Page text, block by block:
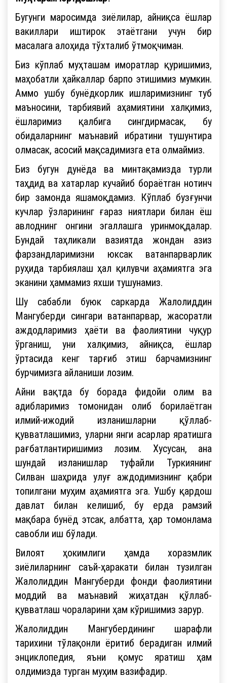
Бугунги маросимда зиёлилар, айниқса ёшлар
вакиллари иштирок этаётгани учун бир
масалага алоҳида тўхталиб ўтмоқчиман.
Биз кўплаб муҳташам иморатлар қуришимиз,
маҳобатли ҳайкаллар барпо этишимиз мумкин.
Аммо ушбу бунёдкорлик ишларимизнинг туб
маъносини, тарбиявий аҳамиятини халқимиз,
ёшларимиз қалбига сингдирмасак, бу
обидаларнинг маънавий ибратини тушунтира
олмасак, асосий мақсадимизга ета олмаймиз.
Биз бугун дунёда ва минтақамизда турли
таҳдид ва хатарлар кучайиб бораётган нотинч
бир замонда яшамоқдамиз. Кўплаб бузғунчи
кучлар ўзларининг ғараз ниятлари билан ёш
авлоднинг онгини эгаллашга уринмоқдалар.
Бундай таҳликали вазиятда жондан азиз
фарзандларимизни юксак ватанпарварлик
руҳида тарбиялаш ҳал қилувчи аҳамиятга эга
эканини ҳаммамиз яхши тушунамиз.
Шу сабабли буюк саркарда Жалолиддин
Мангуберди сингари ватанпарвар, жасоратли
аждодларимиз ҳаёти ва фаолиятини чуқур
ўрганиш, уни халқимиз, айниқса, ёшлар
ўртасида кенг тарғиб этиш барчамизнинг
бурчимизга айланиши лозим.
Айни вақтда бу борада фидойи олим ва
адибларимиз томонидан олиб борилаётган
илмий-ижодий изланишларни қўллаб-
қувватлашимиз, уларни янги асарлар яратишга
рағбатлантиришимиз лозим. Хусусан, ана
шундай изланишлар туфайли Туркиянинг
Силван шаҳрида улуғ аждодимизнинг қабри
топилгани муҳим аҳамиятга эга. Ушбу қардош
давлат билан келишиб, бу ерда рамзий
мақбара бунёд этсак, албатта, ҳар томонлама
савобли иш бўлади.
Вилоят ҳокимлиги ҳамда хоразмлик
зиёлиларнинг саъй-ҳаракати билан тузилган
Жалолиддин Мангуберди фонди фаолиятини
моддий ва маънавий жиҳатдан қўллаб-
қувватлаш чораларини ҳам кўришимиз зарур.
Жалолиддин Мангубердининг шарафли
тарихини тўлақонли ёритиб берадиган илмий
энциклопедия, яъни қомус яратиш ҳам
олдимизда турган муҳим вазифадир.